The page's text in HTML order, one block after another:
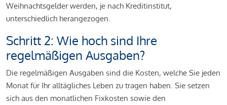
Weihnachtsgelder werden, je nach Kreditinstitut,
unterschiedlich herangezogen.
Schritt 2: Wie hoch sind Ihre
regelmäßigen Ausgaben?
Die regelmäßigen Ausgaben sind die Kosten, welche Sie jeden
Monat für Ihr alltägliches Leben zu tragen haben. Sie setzen
sich aus den monatlichen Fixkosten sowie den